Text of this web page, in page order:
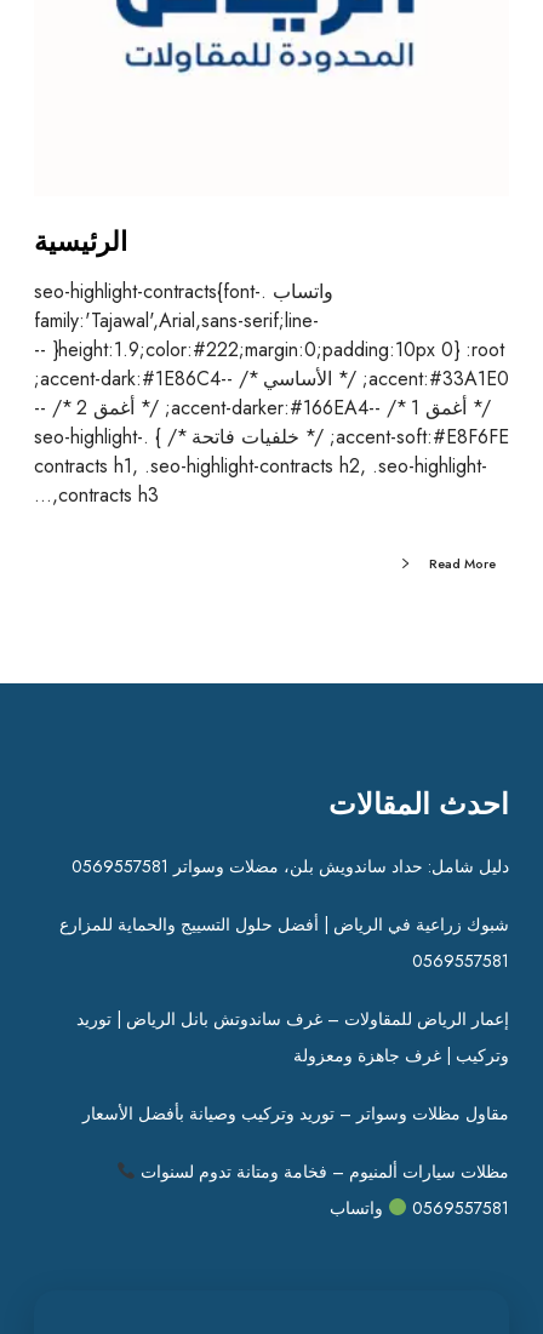
الرئيسية
واتساب .seo-highlight-contracts{font-
family:'Tajawal',Arial,sans-serif;line-
height:1.9;color:#222;margin:0;padding:10px 0} :root{ --
accent:#33A1E0; /* الأساسي */ --accent-dark:#1E86C4;
/* أغمق 1 */ --accent-darker:#166EA4; /* أغمق 2 */ --
accent-soft:#E8F6FE; /* خلفيات فاتحة */ } .seo-highlight-
contracts h1, .seo-highlight-contracts h2, .seo-highlight-
contracts h3,…
Read More
احدث المقالات
دليل شامل: حداد ساندويش بلن، مضلات وسواتر 0569557581
شبوك زراعية في الرياض | أفضل حلول التسييج والحماية للمزارع
0569557581
إعمار الرياض للمقاولات – غرف ساندوتش بانل الرياض | توريد
وتركيب | غرف جاهزة ومعزولة
مقاول مظلات وسواتر – توريد وتركيب وصيانة بأفضل الأسعار
مظلات سيارات ألمنيوم – فخامة ومتانة تدوم لسنوات
0569557581
واتساب